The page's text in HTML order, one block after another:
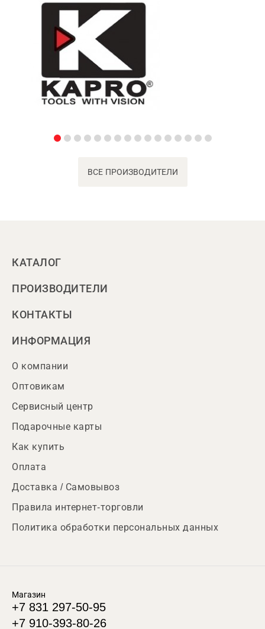
ВСЕ ПРОИЗВОДИТЕЛИ
КАТАЛОГ
ПРОИЗВОДИТЕЛИ
КОНТАКТЫ
ИНФОРМАЦИЯ
О компании
Оптовикам
Сервисный центр
Подарочные карты
Как купить
Оплата
Доставка / Самовывоз
Правила интернет-торговли
Политика обработки персональных данных
Магазин
+7 831 297-50-95
+7 910-393-80-26